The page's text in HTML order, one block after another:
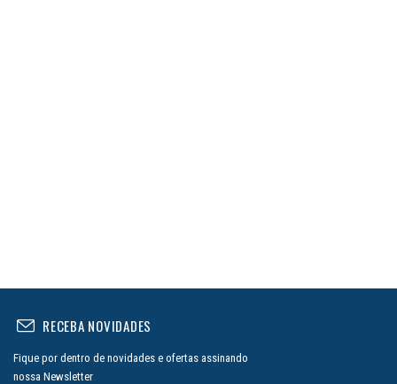
RECEBA NOVIDADES
Fique por dentro de novidades e ofertas assinando
nossa Newsletter